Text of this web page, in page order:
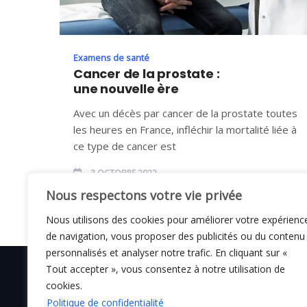
Nous respectons votre vie privée
Nous utilisons des cookies pour améliorer votre
de navigation, vous proposer des publicités ou du contenu
personnalisés et analyser notre trafic. En cliquant sur «
Tout accepter », vous consentez à notre utilisation de
cookies.
Politique de confidentialité
Examens de santé
Cancer de la prostate :
une nouvelle ère
Avec un décès par cancer de la prostate toutes
les heures en France, infléchir la mortalité liée à
ce type de cancer est
3 OCTOBRE 2022